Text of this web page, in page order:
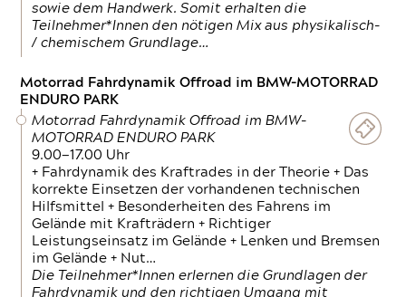
sowie dem Handwerk. Somit erhalten die
Teilnehmer*Innen den nötigen Mix aus physikalisch-
/ chemischem Grundlage…
Motorrad Fahrdynamik Offroad im BMW-MOTORRAD
ENDURO PARK
Motorrad Fahrdynamik Offroad im BMW-
MOTORRAD ENDURO PARK
9.00—17.00 Uhr
+ Fahrdynamik des Kraftrades in der Theorie + Das
korrekte Einsetzen der vorhandenen technischen
Hilfsmittel + Besonderheiten des Fahrens im
Gelände mit Krafträdern + Richtiger
Leistungseinsatz im Gelände + Lenken und Bremsen
im Gelände + Nut…
Die Teilnehmer*Innen erlernen die Grundlagen der
Fahrdynamik und den richtigen Umgang mit